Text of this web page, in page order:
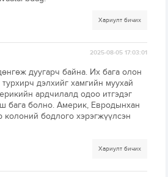
Хариулт бичих
2025-08-05 17:03:01
дуугарч байна. Их бага олон
дэлхийг хамгийн муухай
ардчилалд одоо итгэдэг
бага болно. Америк, Евродынхан
бодлого хэрэгжүүлсэн
Хариулт бичих